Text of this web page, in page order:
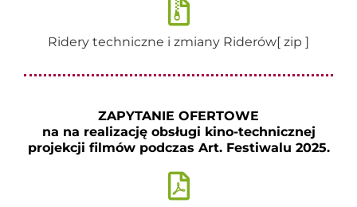
Ridery techniczne i zmiany Riderów[ zip ]
ZAPYTANIE OFERTOWE
na na realizację obsługi kino-technicznej
projekcji filmów podczas Art. Festiwalu 2025.